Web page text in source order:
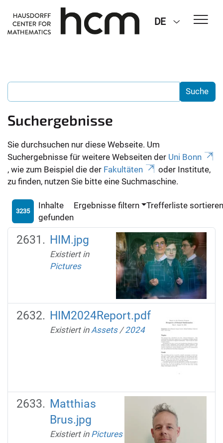
DE
Suchergebnisse
Sie durchsuchen nur diese Webseite. Um
Suchergebnisse für weitere Webseiten der Uni Bonn
, wie zum Beispiel die der Fakultäten
oder Institute,
zu finden, nutzen Sie bitte eine Suchmaschine.
3235
Inhalte
gefunden
Ergebnisse filtern Trefferliste
HIM.jpg
Existiert in
Pictures
HIM2024Report.pdf
Existiert in Assets /2024
Matthias
Brus.jpg
Existiert in Pictures